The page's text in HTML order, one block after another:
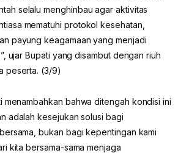
selalu menghinbau agar aktivitas
mematuhi protokol kesehatan,
payung keagamaan yang menjadi
ujar Bupati yang disambut dengan riuh
peserta. (3/9)
menambahkan bahwa ditengah kondisi ini
adalah kesejukan solusi bagi
bukan bagi kepentingan kami
kita bersama-sama menjaga